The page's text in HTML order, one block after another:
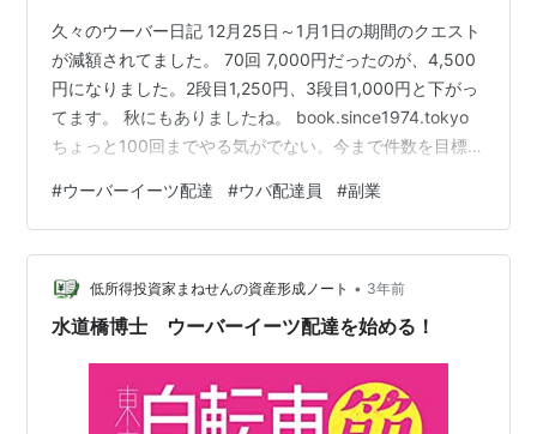
久々のウーバー日記 12月25日～1月1日の期間のクエスト
が減額されてました。 70回 7,000円だったのが、4,500
円になりました。2段目1,250円、3段目1,000円と下がっ
てます。 秋にもありましたね。 book.since1974.tokyo
ちょっと100回までやる気がでない。今まで件数を目標に
は、目標は7,100円でしたたが、1万超えました。鳴りも
単価も良かったです。 来年はどうなることやら、やる気
があればまだまだ稼げますが、やる気があまりない。 私
のおすすめのカバンはコレです。バイク設置で背負いま
せん。 奥行が広いので、…
#ウーバーイーツ配達 #ウバ配達員 #副業
低所得投資家まねせんの資産形成ノート • 3年前
水道橋博士 ウーバーイーツ配達を始める！